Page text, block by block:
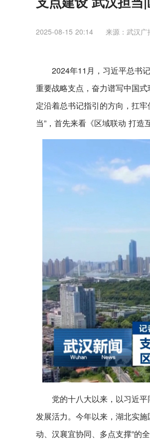
2025-08-15 20:14 来源：武汉广
2024年11月，习近平总书
重要战略支点，奋力谱写中国
定沿着总书记指引的方向，扛
当”，首先来看《区域联动 打造
党的十八大以来，以习近
发展活力。今年以来，湖北实
动、汉襄宜协同、多点支撑”的全